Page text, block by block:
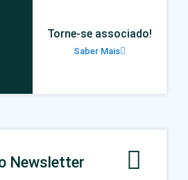
Torne-se associado!
Saber Mais
Newsletter